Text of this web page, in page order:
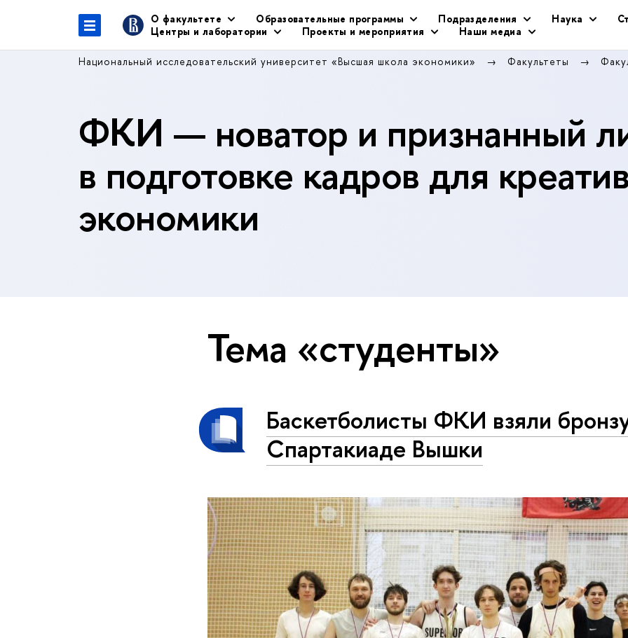
О факультете Образовательные программы Подразделения Наука
Центры и лаборатории
Проекты и мероприятия Наши медиа
Национальный исследовательский университет «Высшая школа экономики» Факультеты
ФКИ — новатор и признанный
в подготовке кадров для
экономики
Тема «студенты»
Баскетболисты ФКИ взяли
Спартакиаде Вышки